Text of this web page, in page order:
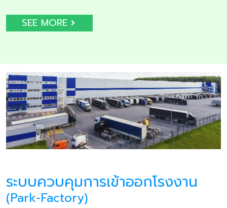
SEE MORE
ระบบควบคุมการเข้าออกโรงงาน
(Park-Factory)